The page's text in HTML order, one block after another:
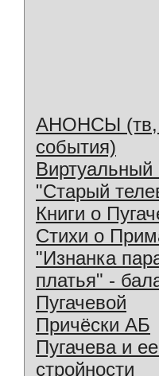
АНОНСЫ (тв,
события)
Виртуальный
"Старый
Книги о
Стихи о
"Изнанка
платья" -
Пугачевой
Причёски АБ
Пугачева и
стройности